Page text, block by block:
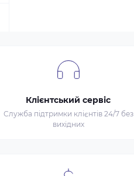
Клієнтський сервіс
Служба підтримки клієнтів 24/7 без
вихідних